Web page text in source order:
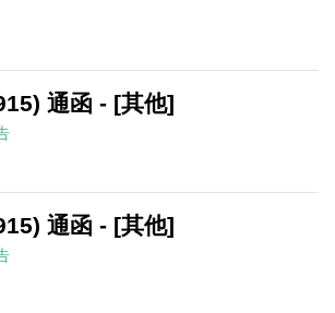
通函 - [其他]
通函 - [其他]